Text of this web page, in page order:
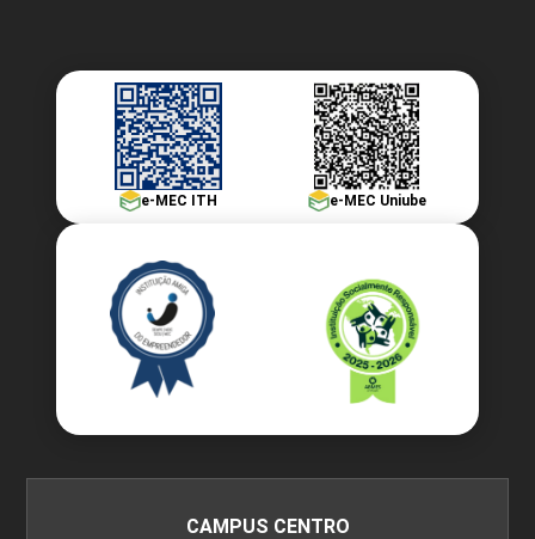
e-MEC ITH e-MEC Uniube
CAMPUS CENTRO